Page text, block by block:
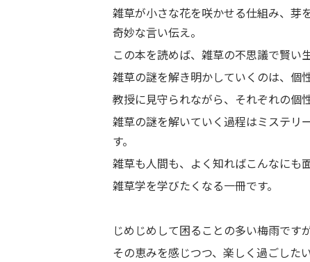
雑草が小さな花を咲かせる仕組み、芽
奇妙な言い伝え。
この本を読めば、雑草の不思議で賢い
雑草の謎を解き明かしていくのは、個
教授に見守られながら、それぞれの個
雑草の謎を解いていく過程はミステリ
す。
雑草も人間も、よく知ればこんなにも
雑草学を学びたくなる一冊です。
じめじめして困ることの多い梅雨です
その恵みを感じつつ、楽しく過ごした